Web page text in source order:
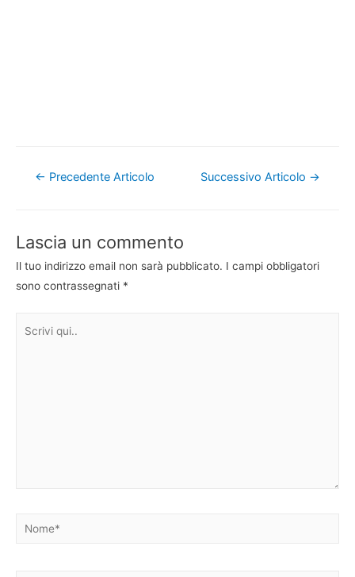
Navigazione
← Precedente Articolo Successivo Articolo →
Lascia un commento
Il tuo indirizzo email non sarà pubblicato. I campi obbligatori
sono contrassegnati *
Nome*